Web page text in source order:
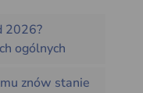
2026?
ogólnych
znów stanie